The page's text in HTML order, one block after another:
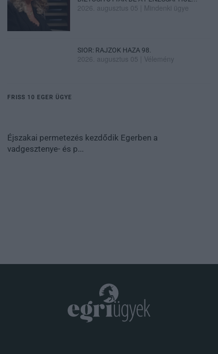
2026. augusztus 05 Mindenki ügye
SIOR: RAJZOK HAZA 98.
2026. augusztus 05 Vélemény
FRISS 10 EGER ÜGYE
Éjszakai permetezés kezdődik Egerben a
vadgesztenye- és p...